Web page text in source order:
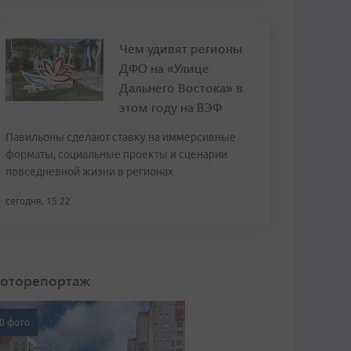
Чем удивят регионы
ДФО на «Улице
Дальнего Востока» в
этом году на ВЭФ
Павильоны сделают ставку на иммерсивные
форматы, социальные проекты и сценарии
повседневной жизни в регионах
сегодня, 15:22
фото